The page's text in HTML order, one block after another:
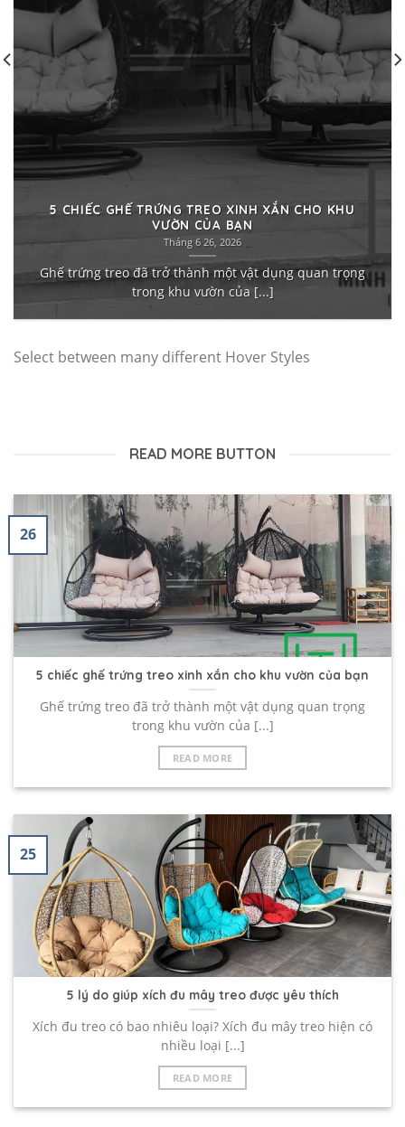
5 CHIẾC GHẾ TRỨNG TREO XINH XẮN CHO KHU
VƯỜN CỦA BẠN
Tháng 6 26, 2026
Ghế trứng treo đã trở thành một vật dụng quan trọng
trong khu vườn của [...]
Select between many different Hover Styles
READ MORE BUTTON
5 chiếc ghế trứng treo xinh xắn cho khu vườn của bạn
Ghế trứng treo đã trở thành một vật dụng quan trọng
trong khu vườn của [...]
READ MORE
26
5 lý do giúp xích đu mây treo được yêu thích
Xích đu treo có bao nhiêu loại? Xích đu mây treo hiện có
nhiều loại [...]
READ MORE
25